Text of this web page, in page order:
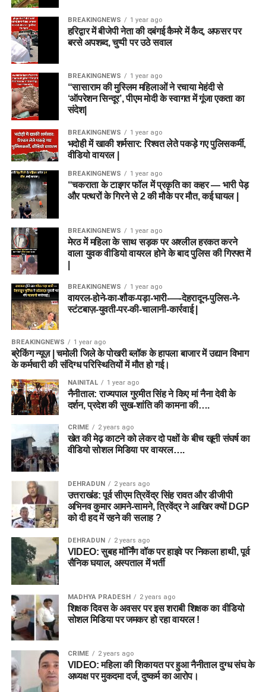
BREAKINGNEWS 1 year ago
हरिद्वार में बीजेपी नेता की दबंगई कैमरे में कैद, अफसर पर
बरसे अपशब्द, चुप्पी पर उठे सवाल
BREAKINGNEWS 1 year ago
“सासाराम की मुस्लिम महिलाओं ने रचाया मेहंदी से
‘ऑपरेशन सिन्दूर’, पीएम मोदी के स्वागत में गूंजा एकता का
संदेश|
BREAKINGNEWS 1 year ago
भदोही में खाकी शर्मसार: रिश्वत लेते पकड़े गए पुलिसकर्मी,
वीडियो वायरल |
BREAKINGNEWS 1 year ago
“चकराता के टाइगर फॉल में प्रकृति का कहर — भारी पेड़
और पत्थरों के गिरने से 2 की मौके पर मौत, कई घायल |
BREAKINGNEWS 1 year ago
मेरठ में महिला के साथ सड़क पर अश्लील हरकत करने
वाला युवक वीडियो वायरल होने के बाद पुलिस की गिरफ्त में
BREAKINGNEWS 1 year ago
वायरल-होने-का-शौक-पड़ा-भारी-—-देहरादून-पुलिस-ने-
स्टंटबाज़-युवती-पर-की-चालानी-कार्रवाई |
BREAKINGNEWS 1 year ago
ब्रेकिंग न्यूज़ | चमोली जिले के पोखरी ब्लॉक के हापला बाजार में उद्यान विभाग
के कर्मचारी की संदिग्ध परिस्थितियों में मौत हो गई।
NAINITAL 1 year ago
नैनीताल: राज्यपाल गुरमीत सिंह ने किए मां नैना देवी के
दर्शन, प्रदेश की सुख-शांति की कामना की….
CRIME 2 years ago
खेत की मेढ़ काटने को लेकर दो पक्षों के बीच खूनी संघर्ष का
वीडियो सोशल मिडिया पर वायरल….
DEHRADUN 2 years ago
उत्तराखंड: पूर्व सीएम त्रिवेंद्र सिंह रावत और डीजीपी
अभिनव कुमार आमने-सामने, त्रिवेंद्र ने आखिर क्यों DGP
को दी हद में रहने की सलाह ?
DEHRADUN 2 years ago
VIDEO: सुबह मॉर्निंग वॉक पर हाइवे पर निकला हाथी, पूर्व
सैनिक घयाल, अस्पताल में भर्ती
MADHYA PRADESH 2 years ago
शिक्षक दिवस के अवसर पर इस शराबी शिक्षक का वीडियो
सोशल मिडिया पर जमकर हो रहा वायरल !
CRIME 2 years ago
VIDEO: महिला की शिकायत पर हुआ नैनीताल दुग्ध संघ के
अध्यक्ष पर मुकदमा दर्ज, दुष्कर्म का आरोप।